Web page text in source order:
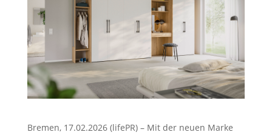
Bremen, 17.02.2026 (lifePR) – Mit der neuen Marke